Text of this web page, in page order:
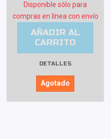
Disponible sólo para
compras en línea con envío
AÑADIR AL
CARRITO
DETALLES
Agotado